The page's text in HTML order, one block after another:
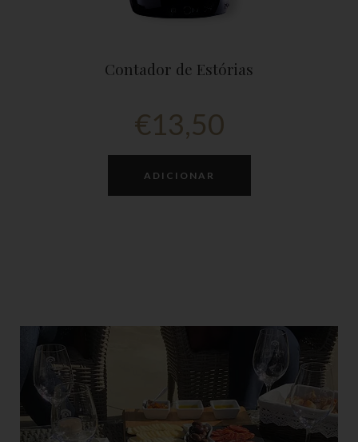
Contador de Estórias
€13,50
ADICIONAR